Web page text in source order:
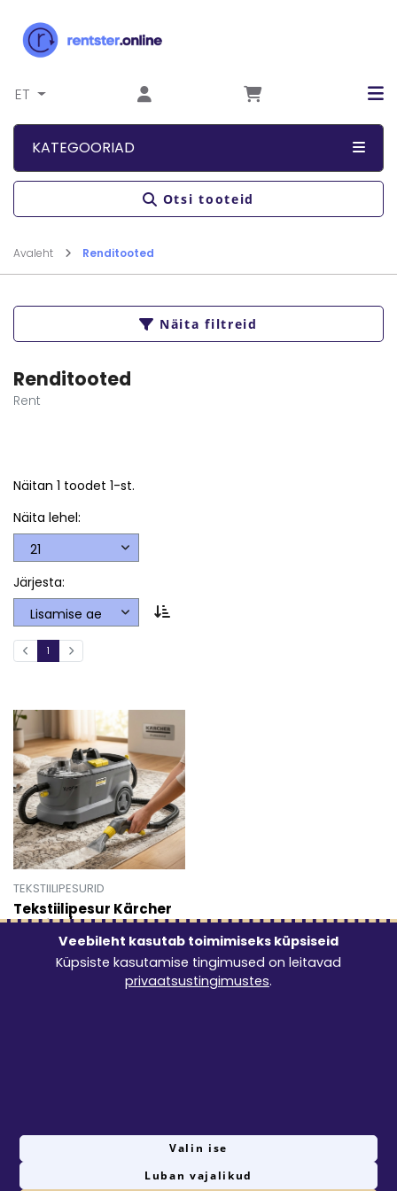
ET
KATEGOORIAD
Otsi tooteid
Avaleht Renditooted
Näita filtreid
Renditooted
Rent
Näitan 1 toodet 1-st.
Näita lehel:
Järjesta:
1
TEKSTIILIPESURID
Tekstiilipesur Kärcher
Puzzi 10/1 koos
vaibaotsikuga + kaasas
2 pesutabletti
© 2026 Rentster Online OÜ Privaatsustingimused
Veebileht kasutab toimimiseks küpsiseid
Küpsiste kasutamise tingimused on leitavad
privaatsustingimustes.
Valin ise
Luban vajalikud